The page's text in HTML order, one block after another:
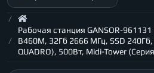
Рабочая станция GANSOR-
B460M, 32Гб 2666 МГц, SSD
QUADRO), 500Вт, Midi-Tower